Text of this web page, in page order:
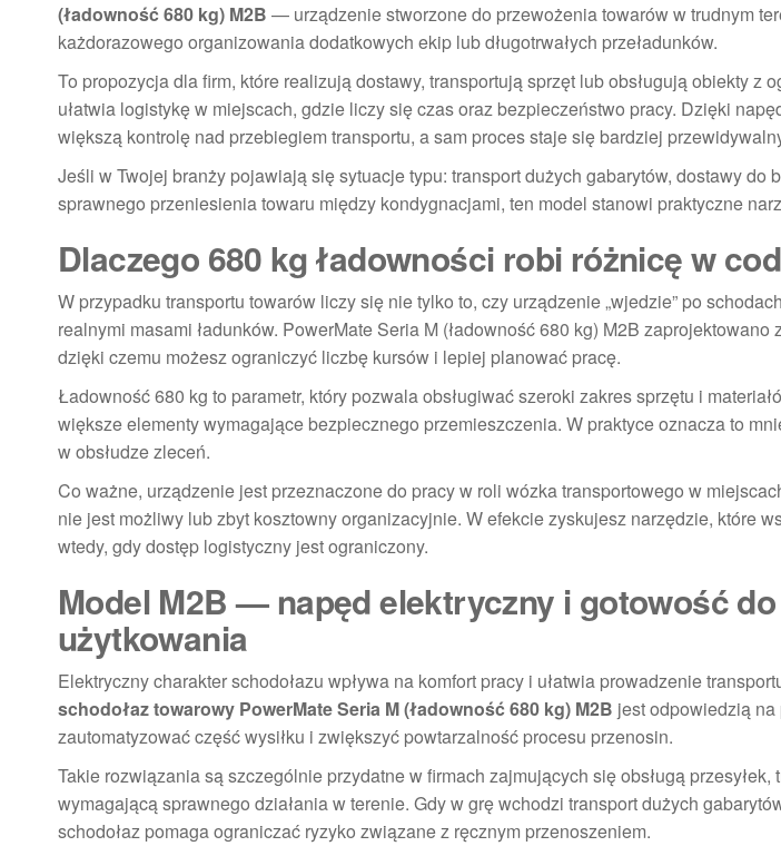
(ładowność 680 kg) M2B — urządzenie stworzone do przewożenia towarów w trudnym
każdorazowego organizowania dodatkowych ekip lub długotrwałych przeładunków.
To propozycja dla firm, które realizują dostawy, transportują sprzęt lub obsługują obiekty z
ułatwia logistykę w miejscach, gdzie liczy się czas oraz bezpieczeństwo pracy. Dzięki
większą kontrolę nad przebiegiem transportu, a sam proces staje się bardziej
Jeśli w Twojej branży pojawiają się sytuacje typu: transport dużych gabarytów, dostawy do
sprawnego przeniesienia towaru między kondygnacjami, ten model stanowi praktyczne
Dlaczego 680 kg ładowności robi różnicę w
W przypadku transportu towarów liczy się nie tylko to, czy urządzenie „wjedzie” po
realnymi masami ładunków. PowerMate Seria M (ładowność 680 kg) M2B
dzięki czemu możesz ograniczyć liczbę kursów i lepiej planować pracę.
Ładowność 680 kg to parametr, który pozwala obsługiwać szeroki zakres sprzętu i
większe elementy wymagające bezpiecznego przemieszczenia. W praktyce oznacza to
w obsłudze zleceń.
Co ważne, urządzenie jest przeznaczone do pracy w roli wózka transportowego w
nie jest możliwy lub zbyt kosztowny organizacyjnie. W efekcie zyskujesz narzędzie, które
wtedy, gdy dostęp logistyczny jest ograniczony.
Model M2B — napęd elektryczny i gotowość
użytkowania
Elektryczny charakter schodołazu wpływa na komfort pracy i ułatwia prowadzenie
schodołaz towarowy PowerMate Seria M (ładowność 680 kg) M2B jest odpowiedzią
zautomatyzować część wysiłku i zwiększyć powtarzalność procesu przenosin.
Takie rozwiązania są szczególnie przydatne w firmach zajmujących się obsługą
wymagającą sprawnego działania w terenie. Gdy w grę wchodzi transport dużych
schodołaz pomaga ograniczać ryzyko związane z ręcznym przenoszeniem.